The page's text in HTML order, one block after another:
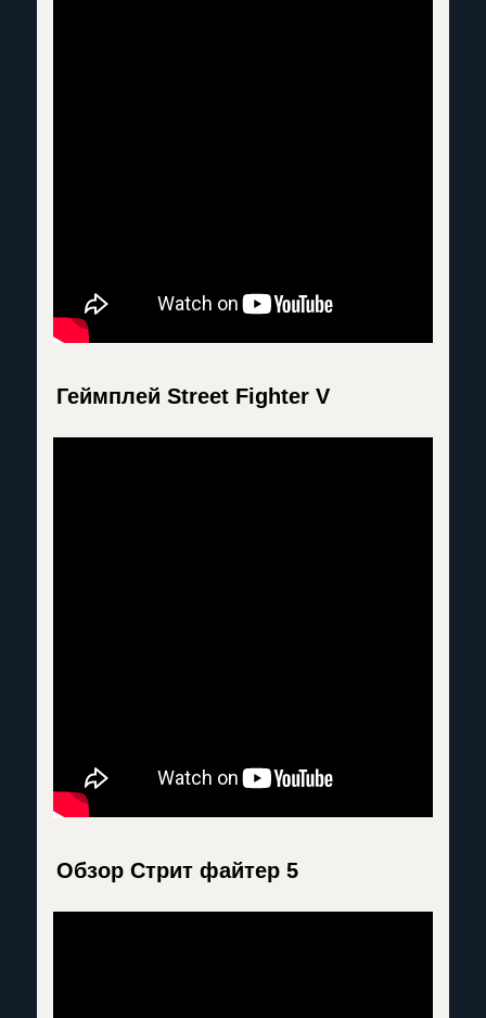
Геймплей Street Fighter V
Обзор Стрит файтер 5